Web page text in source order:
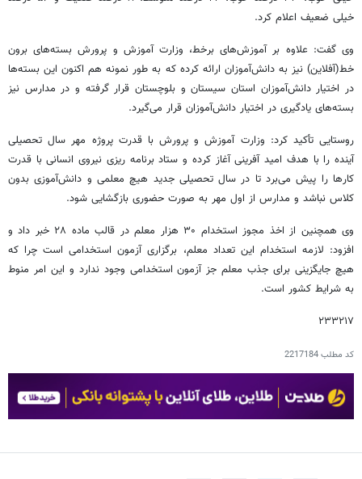
خیلی ضعیف اعلام کرد.
وی گفت: علاوه بر آموزش‌های برخط، وزارت آموزش و پرورش بسته‌های برون
خط(آفلاین) نیز به دانش‌آموزان ارائه کرده که به طور نمونه هم اکنون این بسته‌ها
در اختیار دانش‌آموزان استان سیستان و بلوچستان قرار گرفته و در مدارس نیز
بسته‌های یادگیری در اختیار دانش‌آموزان قرار می‌گیرد.
روستایی تأکید کرد: وزارت آموزش و پرورش با قدرت پروژه مهر سال تحصیلی
آینده را با هدف امید آفرینی آغاز کرده و ستاد برنامه ریزی نیروی انسانی با قدرت
کارها را پیش می‌برد تا در سال تحصیلی جدید هیچ معلمی و دانش‌آموزی بدون
کلاس نباشد و مدارس از اول مهر به صورت حضوری بازگشایی شود.
وی همچنین از اخذ مجوز استخدام ۳۰ هزار معلم در قالب ماده ۲۸ خبر داد و
افزود: لازمه استخدام این تعداد معلم، برگزاری آزمون استخدامی است چرا که
هیچ جایگزینی برای جذب معلم جز آزمون استخدامی وجود ندارد و این امر منوط
به شرایط کشور است.
۲۳۳۲۱۷
کد مطلب2217184